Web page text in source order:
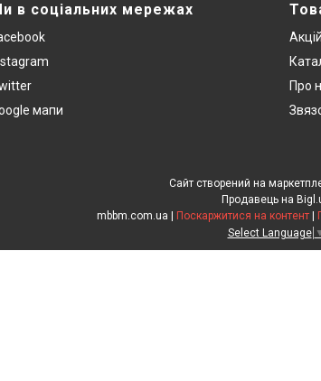
в соціальних мережах
мапи
Про
Сайт створений на
Продавець на
Поскаржитися на контент
Select Language